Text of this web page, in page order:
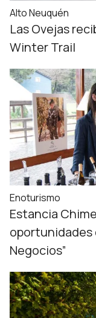
Alto Neuquén
Las Ovejas
Winter Trail
Enoturismo
Estancia
oportunidades
Negocios”